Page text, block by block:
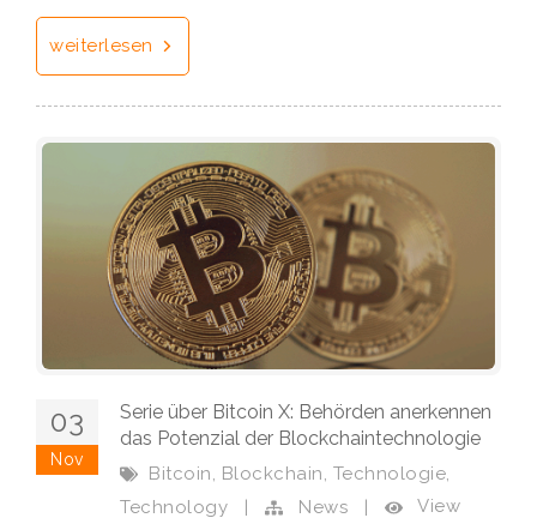
weiterlesen
03
Nov
Serie über Bitcoin X: Behörden anerkennen
das Potenzial der Blockchaintechnologie
Bitcoin, Blockchain, Technologie,
Technology
| News |
View